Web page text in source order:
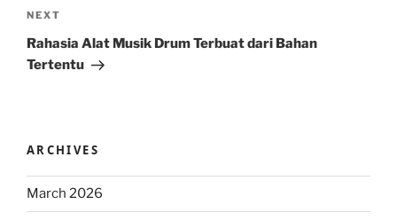
Next
Post
NEXT
Rahasia Alat Musik Drum Terbuat dari Bahan
Tertentu
ARCHIVES
March 2026